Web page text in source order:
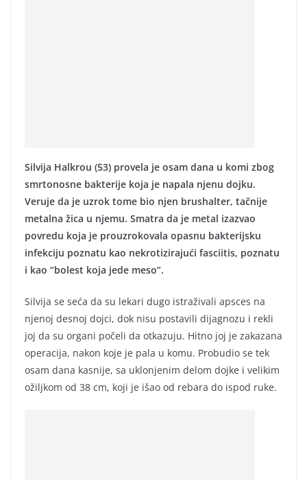
Silvija Halkrou (53) provela je osam dana u komi zbog
smrtonosne bakterije koja je napala njenu dojku.
Veruje da je uzrok tome bio njen brushalter, tačnije
metalna žica u njemu. Smatra da je metal izazvao
povredu koja je prouzrokovala opasnu bakterijsku
infekciju poznatu kao nekrotizirajući fasciitis, poznatu
i kao “bolest koja jede meso”.
Silvija se seća da su lekari dugo istraživali apsces na
njenoj desnoj dojci, dok nisu postavili dijagnozu i rekli
joj da su organi počeli da otkazuju. Hitno joj je zakazana
operacija, nakon koje je pala u komu. Probudio se tek
osam dana kasnije, sa uklonjenim delom dojke i velikim
ožiljkom od 38 cm, koji je išao od rebara do ispod ruke.